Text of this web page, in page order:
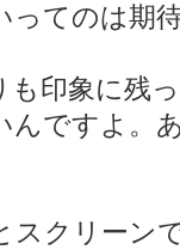
てのは期
印象に残
ですよ。
クリーン